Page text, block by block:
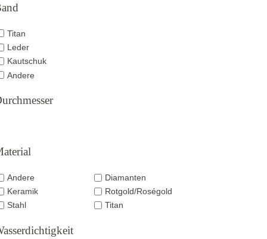
Titan
Leder
Kautschuk
Andere
Andere
Diamanten
Keramik
Rotgold/Roségold
Stahl
Titan